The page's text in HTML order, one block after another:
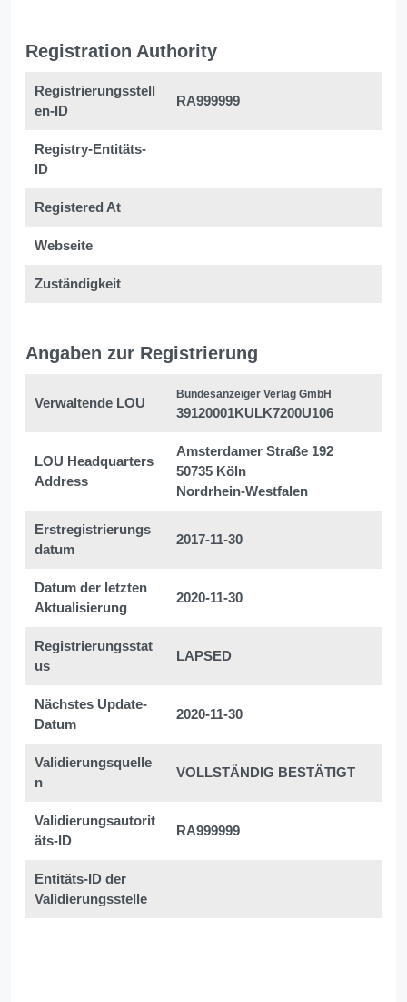
Registration Authority
Registrierungsstell
en-ID
RA999999
Registry-Entitäts-
ID
Registered At
Webseite
Zuständigkeit
Angaben zur Registrierung
Verwaltende LOU
Bundesanzeiger Verlag GmbH
39120001KULK7200U106
LOU Headquarters
Address
Amsterdamer Straße 192
50735 Köln
Nordrhein-Westfalen
Erstregistrierungs
datum
2017-11-30
Datum der letzten
Aktualisierung
2020-11-30
Registrierungsstat
us
LAPSED
Nächstes Update-
Datum
2020-11-30
Validierungsquelle
n
VOLLSTÄNDIG BESTÄTIGT
Validierungsautorit
äts-ID
RA999999
Entitäts-ID der
Validierungsstelle